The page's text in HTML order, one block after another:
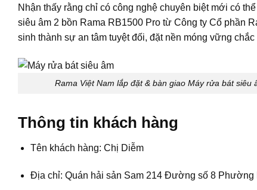
Nhận thấy rằng chỉ có công nghệ chuyên biệt mới có
siêu âm 2 bồn Rama RB1500 Pro từ Công ty Cổ phần
sinh thành sự an tâm tuyệt đối, đặt nền móng vững
Rama Việt Nam lắp đặt & bàn giao Máy rửa bát
Thông tin khách hàng
Tên khách hàng: Chị Diễm
Địa chỉ: Quán hải sản Sam 214 Đường số 8